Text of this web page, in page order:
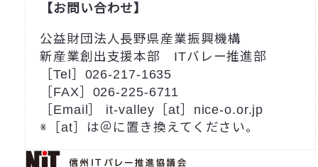
【お問い合わせ】
公益財団法人長野県産業振興機構
新産業創出支援本部 ITバレー推進部
［Tel］026-217-1635
［FAX］026-225-6711
［Email］ it-valley［at］nice-o.or.jp
※［at］は＠に置き換えてください。